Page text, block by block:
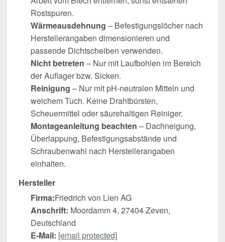
Rostspuren.
Wärmeausdehnung – Befestigungslöcher nach
Herstellerangaben dimensionieren und
passende Dichtscheiben verwenden.
Nicht betreten – Nur mit Laufbohlen im Bereich
der Auflager bzw. Sicken.
Reinigung – Nur mit pH-neutralen Mitteln und
weichem Tuch. Keine Drahtbürsten,
Scheuermittel oder säurehaltigen Reiniger.
Montageanleitung beachten – Dachneigung,
Überlappung, Befestigungsabstände und
Schraubenwahl nach Herstellerangaben
einhalten.
Hersteller
Firma:Friedrich von Lien AG
Anschrift: Moordamm 4, 27404 Zeven,
Deutschland
E-Mail: [email protected]